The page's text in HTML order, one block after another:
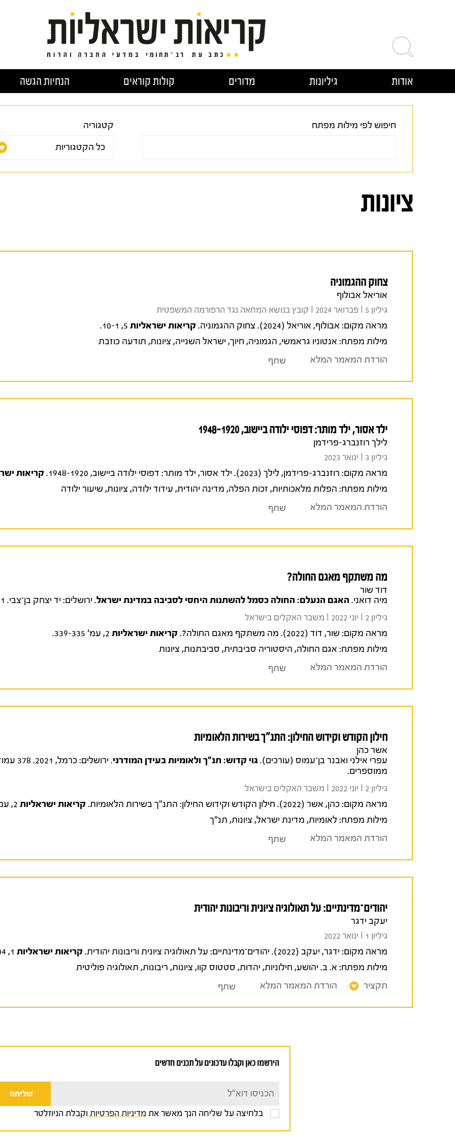
אודות גיליונות מדורים קולות קוראים הנחיות הגשה
חיפוש לפי מילות מפתח קטגוריה
ציונות
צחוק ההגמוניה
אוריאל אבולוף
גיליון 5 I פברואר 2024 I קובץ בנושא המחאה נגד הרפורמה המשפטית
מראה מקום: אבולוף, אוריאל (2024). צחוק ההגמוניה. קריאות ישראליות
מילות מפתח: אנטוניו גראמשי, הגמוניה, חיוך, ישראל השנייה, ציונות, תודעה כוזבת
הורדת המאמר המלא
שתף
ילד אסור, ילד מותר: דפוסי ילודה ביישוב, 1948-1920
לילך רוזנברג-פרידמן
גיליון 3 I ינואר 2023
מראה מקום: רוזנברג-פרידמן, לילך (2023). ילד אסור, ילד מותר: דפוסי ילודה ביישוב, 1948-1920. קריאות
מילות מפתח: הפלות מלאכותיות, זכות הפלה, מדינה יהודית, עידוד ילודה, ציונות,שיעור ילודה
הורדת המאמר המלא
שתף
מה משתקף מאגם החולה?
דוד שור
מיה דואני. האגם הנעלם: החולה כסמל להשתנות היחסי לסביבה במדינת ישראל. ירושלים: יד יצחק בן־צבי. 181 עמודים.
גיליון 2 I יוני 2022 I משבר האקלים בישראל
מראה מקום:שור, דוד (2022). מה משתקף מאגם החולה?. קריאות ישראליות
מילות מפתח: אגם החולה, היסטוריה סביבתית, סביבתנות, ציונות
הורדת המאמר המלא
שתף
חילון הקודש וקידוש החילון: התנ"ך בשירות הלאומיות
אשר כהן
עפרי אילני ואבנר בן־עמוס (עורכים). גוי קדוש: תנ"ך ולאומיות בעידן המודרני
ממוספרים.
גיליון 2 I יוני 2022 I משבר האקלים בישראל
מראה מקום:כהן, אשר (2022). חילון הקודש וקידוש החילון: התנ"ך בשירות הלאומיות. קריאות ישראליות
מילות מפתח:לאומיות, מדינת ישראל, ציונות, תנ"ך
הורדת המאמר המלא
שתף
יהודים־מדינתיים: על תאולוגיה ציונית וריבונות יהודית
יעקב ידגר
גיליון 1 I ינואר 2022
מראה מקום: ידגר, יעקב (2022). יהודים־מדינתיים: על תאולוגיה ציונית וריבונות יהודית. קריאות ישראליות
מילות מפתח: א. ב. יהושע, חילוניות, יהדות, סטטוס קוו, ציונות, ריבונות, תאולוגיה פוליטית
תקציר
הורדת המאמר המלא שתף
הירשמו כאן וקבלו עדכונים על תכנים חדשים
בלחיצה על שליחה הנך מאשר את מדיניות הפרטיות וקבלת הניוזלטר